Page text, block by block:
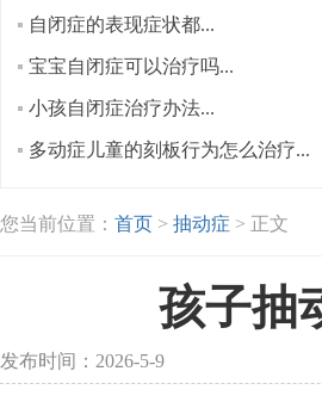
自闭症的表现症状都...
宝宝自闭症可以治疗吗...
小孩自闭症治疗办法...
多动症儿童的刻板行为怎么治疗...
您当前位置： 首页 > 抽动症 > 正文
孩子抽
发布时间：2026-5-9